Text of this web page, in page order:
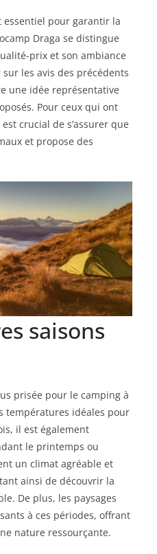
essentiel pour garantir la
Draga se distingue
prix et son ambiance
les avis des précédents
une idée représentative
Pour ceux qui ont
crucial de s’assurer que
et propose des
saisons
prisée pour le camping à
températures idéales pour
il est également
le printemps ou
un climat agréable et
ainsi de découvrir la
De plus, les paysages
à ces périodes, offrant
nature ressourçante.